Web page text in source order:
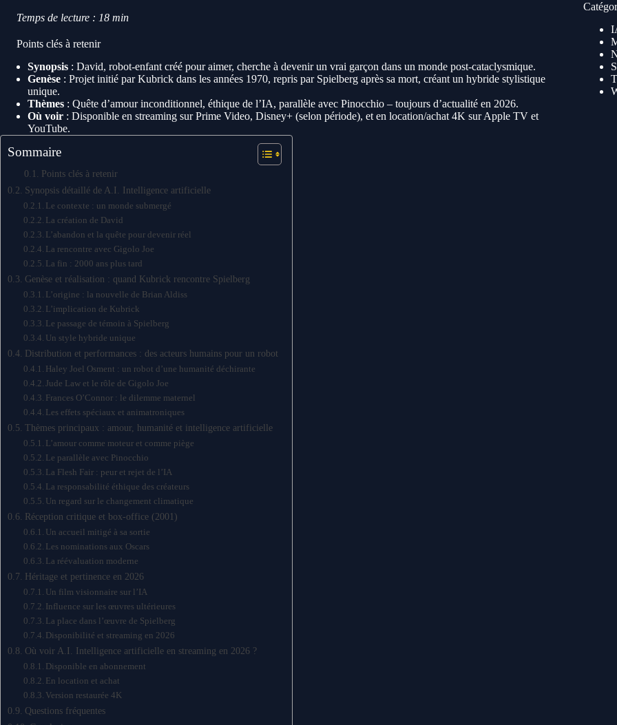
Temps de lecture : 18 min
Points clés à retenir
Synopsis : David, robot-enfant créé pour aimer, cherche à devenir un vrai garçon dans un monde post-cataclysmique.
Genèse : Projet initié par Kubrick dans les années 1970, repris par Spielberg après sa mort, créant un hybride stylistique
unique.
Thèmes : Quête d’amour inconditionnel, éthique de l’IA, parallèle avec Pinocchio – toujours d’actualité en 2026.
Où voir : Disponible en streaming sur Prime Video, Disney+ (selon période), et en location/achat 4K sur Apple TV et
YouTube.
Sommaire
Points clés à retenir
Synopsis détaillé de A.I. Intelligence artificielle
Le contexte : un monde submergé
La création de David
L’abandon et la quête pour devenir réel
La rencontre avec Gigolo Joe
La fin : 2000 ans plus tard
Genèse et réalisation : quand Kubrick rencontre Spielberg
L’origine : la nouvelle de Brian Aldiss
L’implication de Kubrick
Le passage de témoin à Spielberg
Un style hybride unique
Distribution et performances : des acteurs humains pour un robot
Haley Joel Osment : un robot d’une humanité déchirante
Jude Law et le rôle de Gigolo Joe
Frances O’Connor : le dilemme maternel
Les effets spéciaux et animatroniques
Thèmes principaux : amour, humanité et intelligence artificielle
L’amour comme moteur et comme piège
Le parallèle avec Pinocchio
La Flesh Fair : peur et rejet de l’IA
La responsabilité éthique des créateurs
Un regard sur le changement climatique
Réception critique et box-office (2001)
Un accueil mitigé à sa sortie
Les nominations aux Oscars
La réévaluation moderne
Héritage et pertinence en 2026
Un film visionnaire sur l’IA
Influence sur les œuvres ultérieures
La place dans l’œuvre de Spielberg
Disponibilité et streaming en 2026
Où voir A.I. Intelligence artificielle en streaming en 2026 ?
Disponible en abonnement
En location et achat
Version restaurée 4K
Questions fréquentes